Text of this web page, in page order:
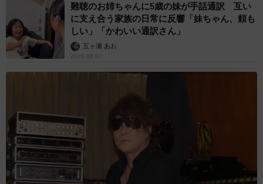
難聴のお姉ちゃんに5歳の妹が手話通訳 互い
に支え合う家族の日常に反響「妹ちゃん、頼も
しい」「かわいい通訳さん」
五ヶ瀬 あお
2026.08.07